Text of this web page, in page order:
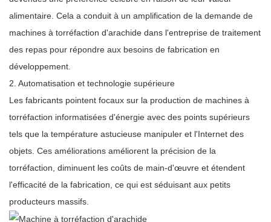
alimentaire. Cela a conduit à un amplification de la demande de
machines à torréfaction d'arachide dans l'entreprise de traitement
des repas pour répondre aux besoins de fabrication en
développement.
2. Automatisation et technologie supérieure
Les fabricants pointent focaux sur la production de machines à
torréfaction informatisées d'énergie avec des points supérieurs
tels que la température astucieuse manipuler et l'Internet des
objets. Ces améliorations améliorent la précision de la
torréfaction, diminuent les coûts de main-d'œuvre et étendent
l'efficacité de la fabrication, ce qui est séduisant aux petits
producteurs massifs.